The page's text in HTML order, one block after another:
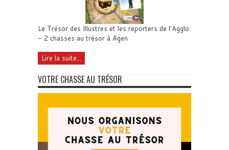
Le Trésor des Illustres et les reporters de l'Agglo
- 2 chasses au trésor à Agen
Lire la suite...
VOTRE CHASSE AU TRÉSOR